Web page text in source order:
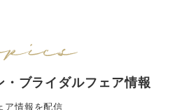
・ブライダルフェア情報
ア情報を配信